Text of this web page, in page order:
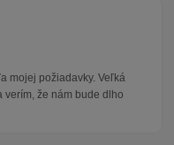
mojej požiadavky. Veľká
verím, že nám bude dlho